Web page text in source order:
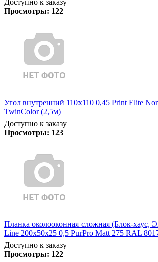
Просмотры: 122
Угол внутренний 110х110 0,45 Print Elite
TwinColor (2,5м)
Доступно к заказу
Просмотры: 123
Планка околооконная сложная (Блок-хаус,
Line 200х50х25 0,5 PurPro Matt 275 RAL
Доступно к заказу
Просмотры: 122